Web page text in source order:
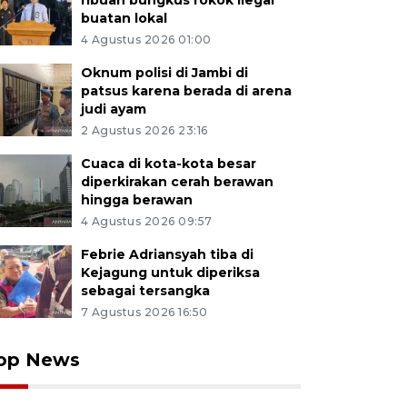
buatan lokal
4 Agustus 2026 01:00
Oknum polisi di Jambi di
patsus karena berada di arena
judi ayam
2 Agustus 2026 23:16
Cuaca di kota-kota besar
diperkirakan cerah berawan
hingga berawan
4 Agustus 2026 09:57
Febrie Adriansyah tiba di
Kejagung untuk diperiksa
sebagai tersangka
7 Agustus 2026 16:50
News